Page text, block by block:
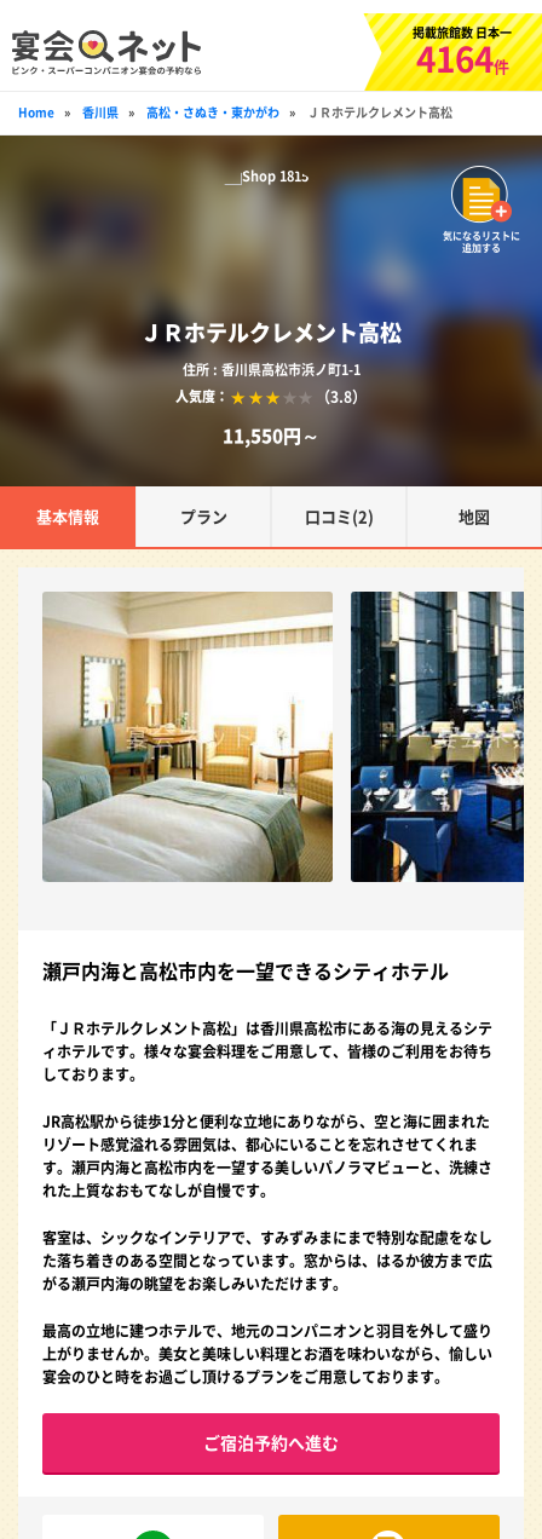
掲載旅館数 日本一
4164件
Home » 香川県 » 高松・さぬき・東かがわ » ＪＲホテルクレメント高松
ＪＲホテルクレメント高松
住所 : 香川県高松市浜ノ町1-1
人気度：
（3.8）
11,550円～
気になるリストに
追加する
基本情報 プラン 口コミ(2) 地図
瀬戸内海と高松市内を一望できるシティホテル
「ＪＲホテルクレメント高松」は香川県高松市にある海の見えるシテ
ィホテルです。様々な宴会料理をご用意して、皆様のご利用をお待ち
しております。
JR高松駅から徒歩1分と便利な立地にありながら、空と海に囲まれた
リゾート感覚溢れる雰囲気は、都心にいることを忘れさせてくれま
す。瀬戸内海と高松市内を一望する美しいパノラマビューと、洗練さ
れた上質なおもてなしが自慢です。
客室は、シックなインテリアで、すみずみまにまで特別な配慮をなし
た落ち着きのある空間となっています。窓からは、はるか彼方まで広
がる瀬戸内海の眺望をお楽しみいただけます。
最高の立地に建つホテルで、地元のコンパニオンと羽目を外して盛り
上がりませんか。美女と美味しい料理とお酒を味わいながら、愉しい
宴会のひと時をお過ごし頂けるプランをご用意しております。
ご宿泊予約へ進む